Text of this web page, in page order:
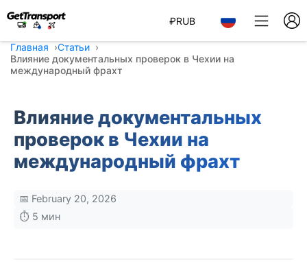
₽RUB
Главная
Статьи
Влияние документальных проверок в Чехии на
международный фрахт
Влияние документальных
проверок в Чехии на
международный фрахт
📅 February 20, 2026
⏱️ 5 мин